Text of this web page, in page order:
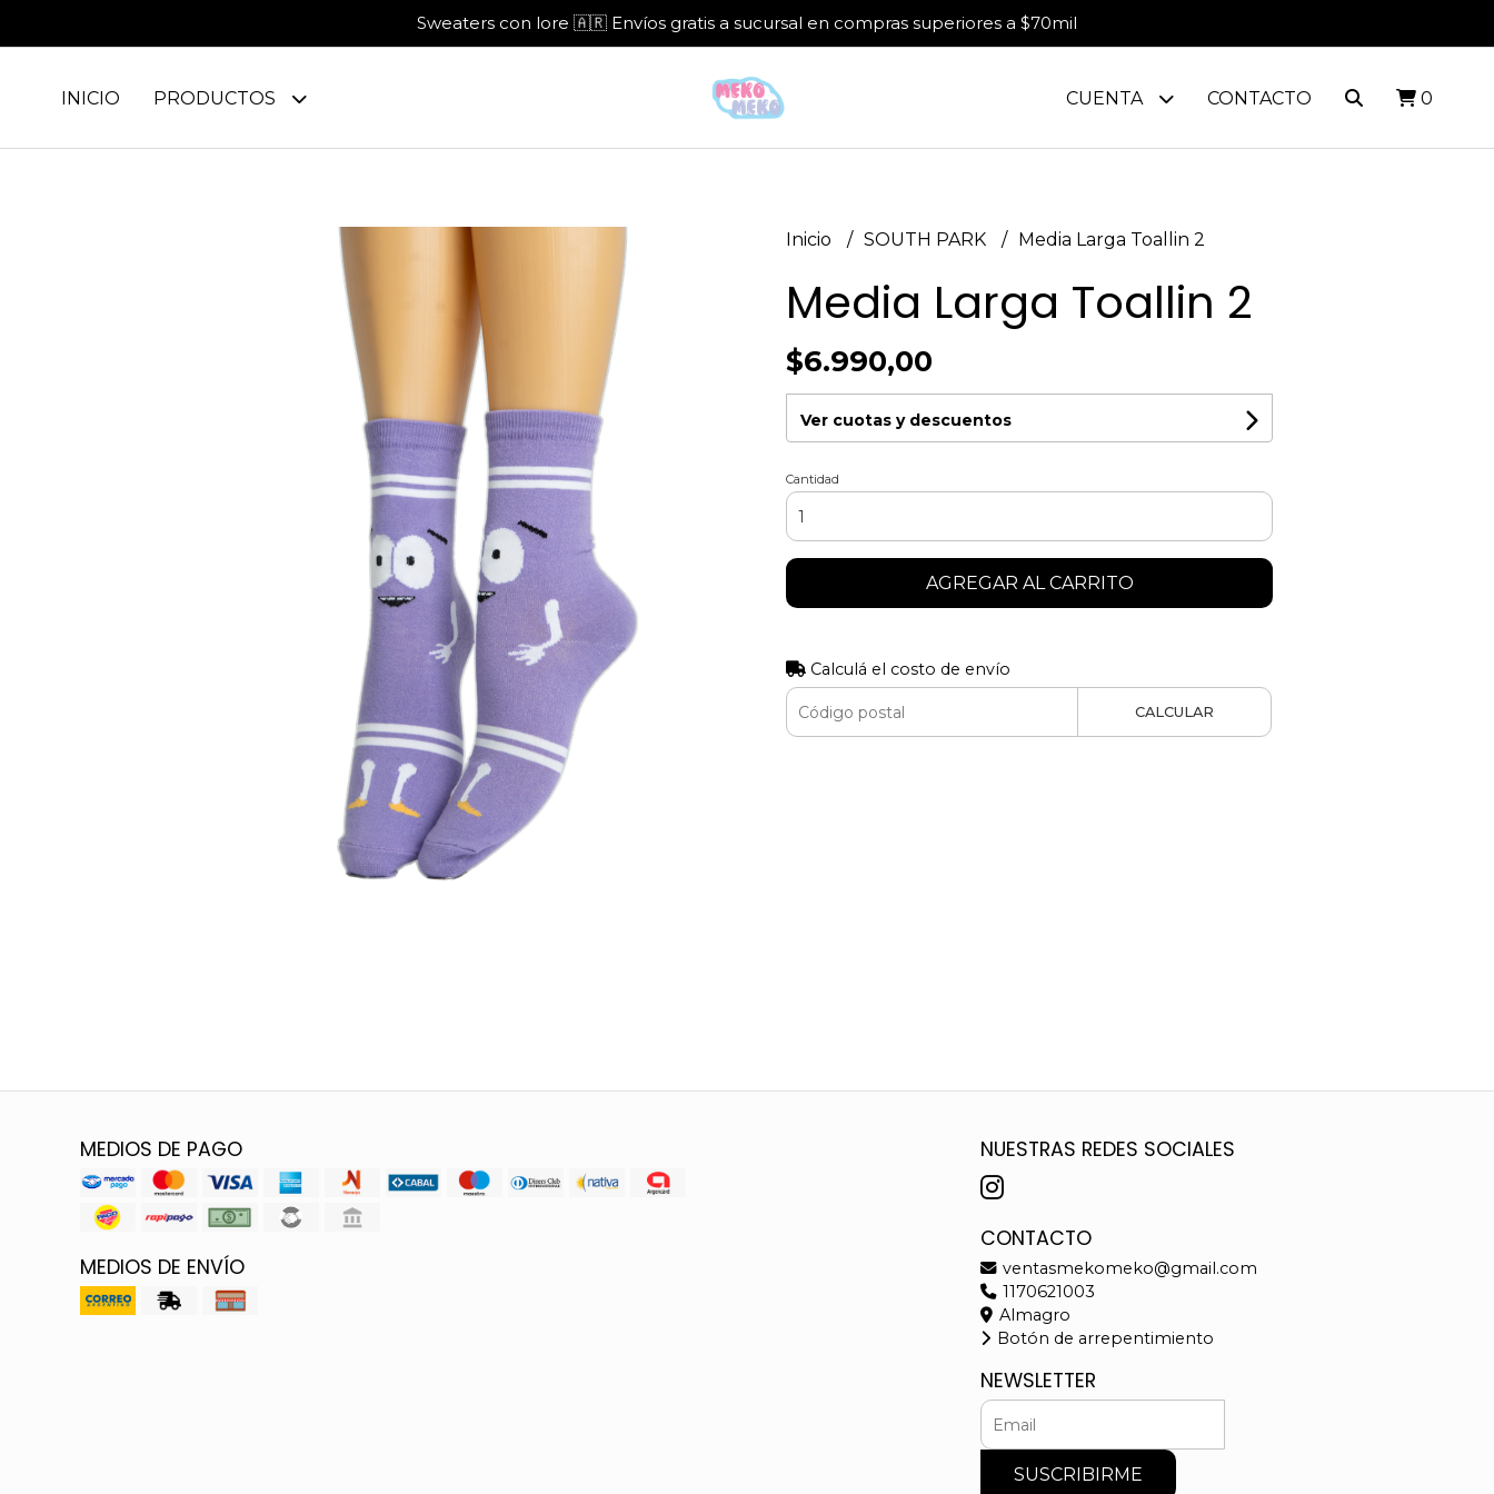
Sweaters con lore 🇦🇷 Envíos gratis a sucursal en compras superiores a $70mil
INICIO PRODUCTOS CUENTA CONTACTO 0
Inicio SOUTH PARK Media Larga Toallin 2
Media Larga Toallin 2
$6.990,00
Ver cuotas y descuentos
Cantidad
AGREGAR AL CARRITO
Calculá el costo de envío
CALCULAR
MEDIOS DE PAGO
MEDIOS DE ENVÍO
NUESTRAS REDES SOCIALES
CONTACTO
ventasmekomeko@gmail.com
1170621003
Almagro
Botón de arrepentimiento
NEWSLETTER
SUSCRIBIRME